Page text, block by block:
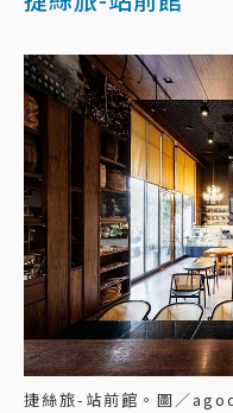
捷絲旅-站前館。圖／